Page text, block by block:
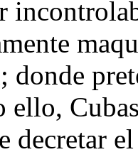
donde
ello,
decretar el